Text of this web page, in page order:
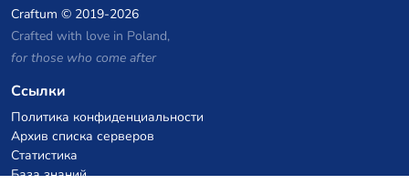
Craftum © 2019-2026
Crafted with love in Poland,
for those who come after
Ссылки
Политика конфиденциальности
Архив списка серверов
Статистика
База знаний